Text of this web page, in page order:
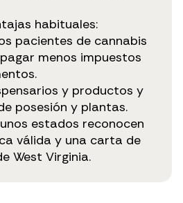
habituales:
pacientes de cannabis
menos impuestos
y productos y
posesión y plantas.
estados reconocen
válida y una carta de
West Virginia.